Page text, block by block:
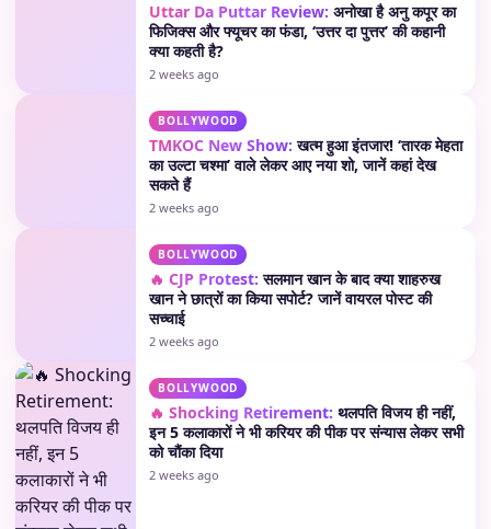
Uttar Da Puttar Review: अनोखा है अनु कपूर का
फिजिक्स और फ्यूचर का फंडा, ‘उत्तर दा पुत्तर’ की कहानी
क्या कहती है?
2 weeks ago
BOLLYWOOD
TMKOC New Show: खत्म हुआ इंतजार! ‘तारक मेहता
का उल्टा चश्मा’ वाले लेकर आए नया शो, जानें कहां देख
सकते हैं
2 weeks ago
BOLLYWOOD
🔥 CJP Protest: सलमान खान के बाद क्या शाहरुख
खान ने छात्रों का किया सपोर्ट? जानें वायरल पोस्ट की
सच्चाई
2 weeks ago
BOLLYWOOD
🔥 Shocking Retirement: थलपति विजय ही नहीं,
इन 5 कलाकारों ने भी करियर की पीक पर संन्यास लेकर सभी
को चौंका दिया
2 weeks ago